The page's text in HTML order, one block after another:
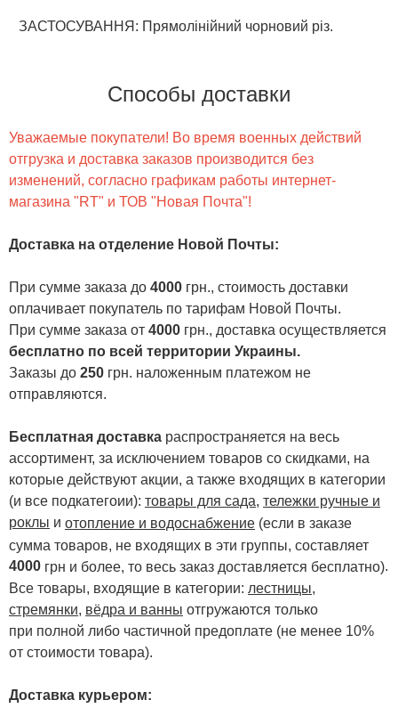
ЗАСТОСУВАННЯ: Прямолінійний чорновий різ.
Способы доставки
Уважаемые покупатели! Во время военных действий
отгрузка и доставка заказов производится без
изменений, согласно графикам работы интернет-
магазина "RT" и ТОВ "Новая Почта"!
Доставка на отделение Новой Почты:
При сумме заказа до 4000 грн., стоимость доставки
оплачивает покупатель по тарифам Новой Почты.
При сумме заказа от 4000 грн., доставка осуществляется
бесплатно по всей территории Украины.
Заказы до 250 грн. наложенным платежом не
отправляются.
Бесплатная доставка распространяется на весь
ассортимент, за исключением товаров со скидками, на
которые действуют акции, а также входящих в категории
(и все подкатегоии): товары для сада, тележки ручные и
роклы и отопление и водоснабжение (если в заказе
сумма товаров, не входящих в эти группы, составляет
4000 грн и более, то весь заказ доставляется бесплатно).
Все товары, входящие в категории: лестницы,
стремянки, вёдра и ванны отгружаются только
при полной либо частичной предоплате (не менее 10%
от стоимости товара).
Доставка курьером: